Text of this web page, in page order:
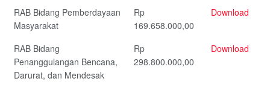
RAB Bidang Pemberdayaan
Masyarakat
Rp
169.658.000,00
Download
RAB Bidang
Penanggulangan Bencana,
Darurat, dan Mendesak
Rp
298.800.000,00
Download